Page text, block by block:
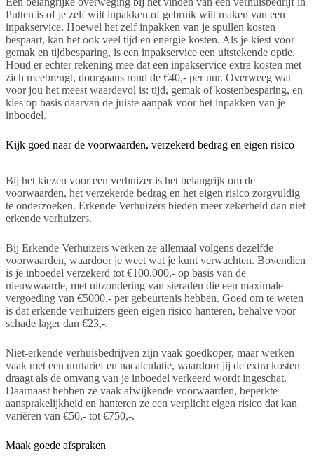
Putten is of je zelf wilt inpakken of gebruik wilt maken van een
inpakservice. Hoewel het zelf inpakken van je spullen kosten
bespaart, kan het ook veel tijd en energie kosten. Als je kiest voor
gemak en tijdbesparing, is een inpakservice een uitstekende optie.
Houd er echter rekening mee dat een inpakservice extra kosten met
zich meebrengt, doorgaans rond de €40,- per uur. Overweeg wat
voor jou het meest waardevol is: tijd, gemak of kostenbesparing, en
kies op basis daarvan de juiste aanpak voor het inpakken van je
inboedel.
Kijk goed naar de voorwaarden, verzekerd bedrag en eigen risico
Bij het kiezen voor een verhuizer is het belangrijk om de
voorwaarden, het verzekerde bedrag en het eigen risico zorgvuldig
te onderzoeken. Erkende Verhuizers bieden meer zekerheid dan niet
erkende verhuizers.
Bij Erkende Verhuizers werken ze allemaal volgens dezelfde
voorwaarden, waardoor je weet wat je kunt verwachten. Bovendien
is je inboedel verzekerd tot €100.000,- op basis van de
nieuwwaarde, met uitzondering van sieraden die een maximale
vergoeding van €5000,- per gebeurtenis hebben. Goed om te weten
is dat erkende verhuizers geen eigen risico hanteren, behalve voor
schade lager dan €23,-.
Niet-erkende verhuisbedrijven zijn vaak goedkoper, maar werken
vaak met een uurtarief en nacalculatie, waardoor jij de extra kosten
draagt als de omvang van je inboedel verkeerd wordt ingeschat.
Daarnaast hebben ze vaak afwijkende voorwaarden, beperkte
aansprakelijkheid en hanteren ze een verplicht eigen risico dat kan
variëren van €50,- tot €750,-.
Maak goede afspraken